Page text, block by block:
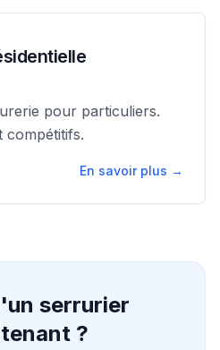
pour particuliers.
compétitifs.
En savoir plus →
serrurier
?